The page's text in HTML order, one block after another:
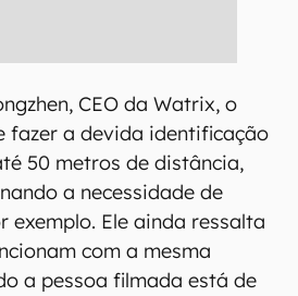
CEO da Watrix, o
fazer a devida identificação
50 metros de distância,
a necessidade de
exemplo. Ele ainda ressalta
com a mesma
a pessoa filmada está de